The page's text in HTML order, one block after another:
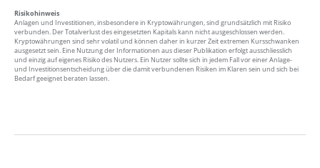
Risikohinweis
Anlagen und Investitionen, insbesondere in Kryptowährungen, sind grundsätzlich mit Risiko
verbunden. Der Totalverlust des eingesetzten Kapitals kann nicht ausgeschlossen werden.
Kryptowährungen sind sehr volatil und können daher in kurzer Zeit extremen Kursschwanken
ausgesetzt sein. Eine Nutzung der Informationen aus dieser Publikation erfolgt ausschliesslich
und einzig auf eigenes Risiko des Nutzers. Ein Nutzer sollte sich in jedem Fall vor einer Anlage-
und Investitionsentscheidung über die damit verbundenen Risiken im Klaren sein und sich bei
Bedarf geeignet beraten lassen.